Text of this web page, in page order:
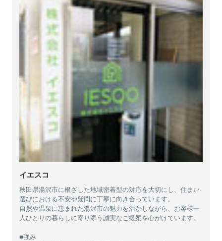
イエスコ
秋田県湯沢市に根ざした地域密着型の対応を大切にし、住まい
選びにおける不安や疑問に丁寧に向き合っています。
自然や温泉に恵まれた湯沢市の魅力を活かしながら、お客様一
人ひとりの暮らしに寄り添う誠実なご提案を心がけています。
■強み